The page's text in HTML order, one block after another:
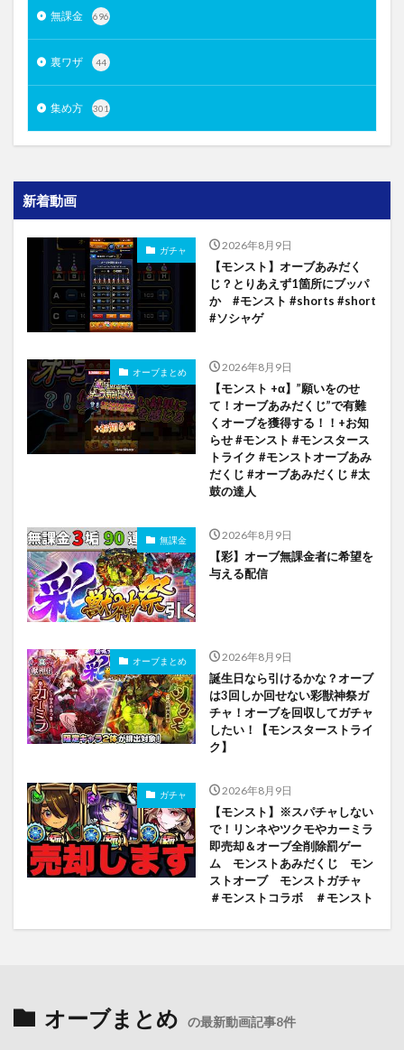
無課金 696
裏ワザ 44
集め方 301
新着動画
ガチャ 2026年8月9日
【モンスト】オーブあみだく
じ？とりあえず1箇所にブッパ
か #モンスト #shorts #short
#ソシャゲ
オーブまとめ 2026年8月9日
【モンスト +α】”願いをのせ
て！オーブあみだくじ”で有難
くオーブを獲得する！！+お知
らせ #モンスト #モンスタース
トライク #モンストオーブあみ
だくじ #オーブあみだくじ #太
鼓の達人
無課金 2026年8月9日
【彩】オーブ無課金者に希望を
与える配信
オーブまとめ 2026年8月9日
誕生日なら引けるかな？オーブ
は3回しか回せない彩獣神祭ガ
チャ！オーブを回収してガチャ
したい！【モンスターストライ
ク】
ガチャ 2026年8月9日
【モンスト】※スパチャしない
で！リンネやツクモやカーミラ
即売却＆オーブ全削除罰ゲー
ム モンストあみだくじ モン
ストオーブ モンストガチャ
＃モンストコラボ ＃モンスト
オーブまとめ の最新動画記事8件